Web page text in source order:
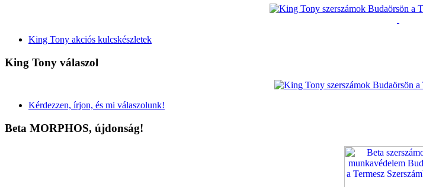
King Tony akciós kulcskészletek
King Tony válaszol
Kérdezzen, írjon, és mi válaszolunk!
Beta MORPHOS, újdonság!